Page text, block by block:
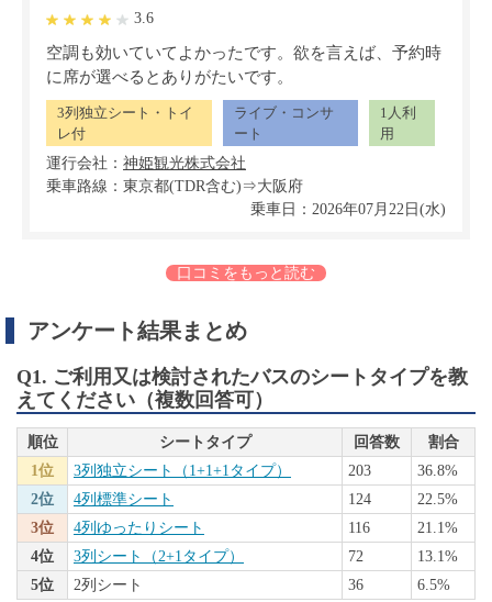
3.6
空調も効いていてよかったです。欲を言えば、予約時
に席が選べるとありがたいです。
3列独立シート・トイ
レ付
ライブ・コンサ
ート
1人利
用
運行会社：
乗車路線：東京都(TDR含む)⇒大阪府
乗車日：2026年07月22日(水)
口コミをもっと読む
アンケート結果まとめ
Q1. ご利用又は検討されたバスのシートタイプを教
えてください（複数回答可）
順位 シートタイプ 回答数
割合
1位
3列独立シート（1+1+1タイプ） 203
36.8%
2位
4列標準シート 124
22.5%
3位
4列ゆったりシート 116
21.1%
4位
3列シート（2+1タイプ） 72
13.1%
5位
2列シート 36 6.5%